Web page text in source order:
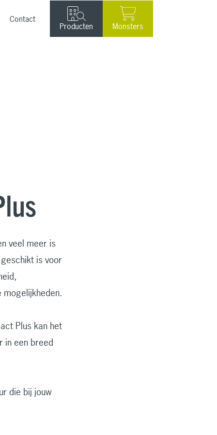
Contact
Producten Monsters
veel meer is
is voor
mogelijkheden.
Plus kan het
in een breed
die bij jouw